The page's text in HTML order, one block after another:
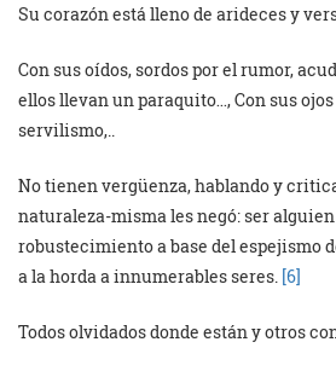
Su corazón está lleno de arideces y
Con sus oídos, sordos por el rumor,
ellos llevan un paraquito…, Con sus
servilismo,..
No tienen vergüenza, hablando y
naturaleza-misma les negó: ser
robustecimiento a base del espejismo
a la horda a innumerables seres. [6]
Todos olvidados donde están y otros